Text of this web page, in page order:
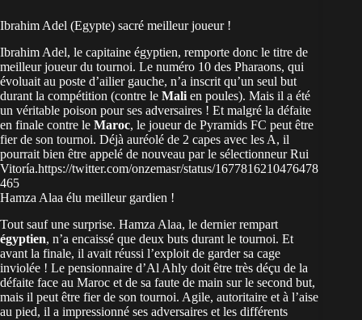
Ibrahim Adel (Egypte) sacré meilleur joueur !
Ibrahim Adel, le capitaine égyptien, remporte donc le titre de
meilleur joueur du tournoi. Le numéro 10 des Pharaons, qui
évoluait au poste d’ailier gauche, n’a inscrit qu’un seul but
durant la compétition (contre le Mali en poules). Mais il a été
un véritable poison pour ses adversaires ! Et malgré la défaite
en finale contre le Maroc, le joueur de Pyramids FC peut être
fier de son tournoi. Déjà auréolé de 2 capes avec les A, il
pourrait bien être appelé de nouveau par le sélectionneur Rui
Vitoría.https://twitter.com/onzemasr/status/1677816210476478
465
Hamza Alaa élu meilleur gardien !
Tout sauf une surprise. Hamza Alaa, le dernier rempart
égyptien, n’a encaissé que deux buts durant le tournoi. Et
avant la finale, il avait réussi l’exploit de garder sa cage
inviolée ! Le pensionnaire d’Al Ahly doit être très déçu de la
défaite face au Maroc et de sa faute de main sur le second but,
mais il peut être fier de son tournoi. Agile, autoritaire et à l’aise
au pied, il a impressionné ses adversaires et les différents